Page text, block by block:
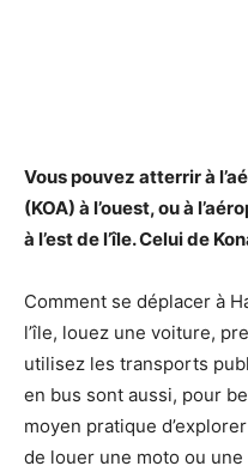
Vous pouvez atterrir à l’
(KOA) à l’ouest, ou à l’
à l’est de l’île. Celui de
Comment se déplacer à
l’île, louez une voiture,
utilisez les transports
en bus sont aussi, pour
moyen pratique
de louer une moto ou